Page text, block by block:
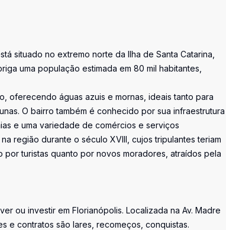
situado no extremo norte da Ilha de Santa Catarina,
uma população estimada em 80 mil habitantes,
oferecendo águas azuis e mornas, ideais tanto para
O bairro também é conhecido por sua infraestrutura
e uma variedade de comércios e serviços
região durante o século XVIII, cujos tripulantes teriam
turistas quanto por novos moradores, atraídos pela
ou investir em Florianópolis. Localizada na Av. Madre
e contratos são lares, recomeços, conquistas.